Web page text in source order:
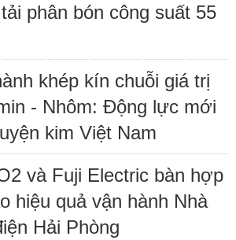
phân bón công suất 55
khép kín chuỗi giá trị
- Nhôm: Động lực mới
kim Việt Nam
và Fuji Electric bàn hợp
hiệu quả vận hành Nhà
Hải Phòng